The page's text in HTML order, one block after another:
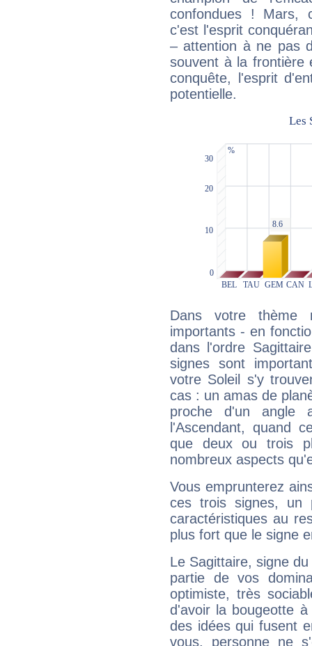
confondues ! Mars,
c'est l'esprit
– attention à ne pas
souvent à la frontière
conquête, l'esprit
potentielle.
Dans votre thème
importants - en
dans l'ordre
signes sont
votre Soleil s'y
cas : un amas de
proche d'un
l'Ascendant, quand
que deux ou trois
nombreux aspects
Vous emprunterez
ces trois signes, un
caractéristiques au
plus fort que le signe
Le Sagittaire, signe
partie de vos
optimiste, très
d'avoir la bougeotte
des idées qui fusent
vous, personne ne